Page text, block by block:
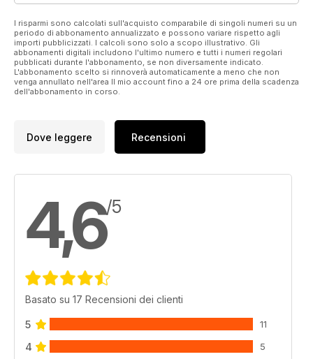
I risparmi sono calcolati sull'acquisto comparabile di singoli numeri su un
periodo di abbonamento annualizzato e possono variare rispetto agli
importi pubblicizzati. I calcoli sono solo a scopo illustrativo. Gli
abbonamenti digitali includono l'ultimo numero e tutti i numeri regolari
pubblicati durante l'abbonamento, se non diversamente indicato.
L'abbonamento scelto si rinnoverà automaticamente a meno che non
venga annullato nell'area Il mio account fino a 24 ore prima della scadenza
dell'abbonamento in corso.
Dove leggere Recensioni
4,6/5
Basato su 17 Recensioni dei clienti
5 11
4 5